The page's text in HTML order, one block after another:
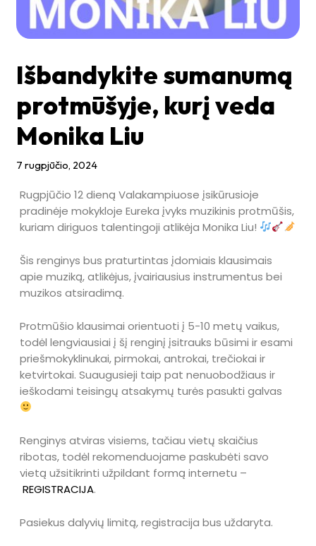
Išbandykite sumanumą
protmūšyje, kurį veda
Monika Liu
7 rugpjūčio, 2024
Rugpjūčio 12 dieną Valakampiuose įsikūrusioje
pradinėje mokykloje Eureka įvyks muzikinis protmūšis,
kuriam diriguos talentingoji atlikėja Monika Liu!
Šis renginys bus praturtintas įdomiais klausimais
apie muziką, atlikėjus, įvairiausius instrumentus bei
muzikos atsiradimą.
Protmūšio klausimai orientuoti į 5-10 metų vaikus,
todėl lengviausiai į šį renginį įsitrauks būsimi ir esami
priešmokyklinukai, pirmokai, antrokai, trečiokai ir
ketvirtokai. Suaugusieji taip pat nenuobodžiaus ir
ieškodami teisingų atsakymų turės pasukti galvas
Renginys atviras visiems, tačiau vietų skaičius
ribotas, todėl rekomenduojame paskubėti savo
vietą užsitikrinti užpildant formą internetu –
REGISTRACIJA.
Pasiekus dalyvių limitą, registracija bus uždaryta.